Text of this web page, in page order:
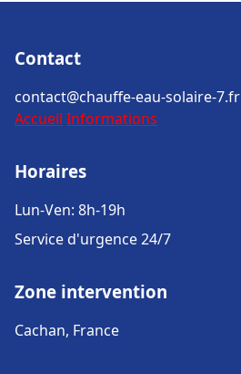
Contact
contact@chauffe-eau-solaire-7.fr
Accueil Informations
Horaires
Lun-Ven: 8h-19h
Service d'urgence 24/7
Zone intervention
Cachan, France